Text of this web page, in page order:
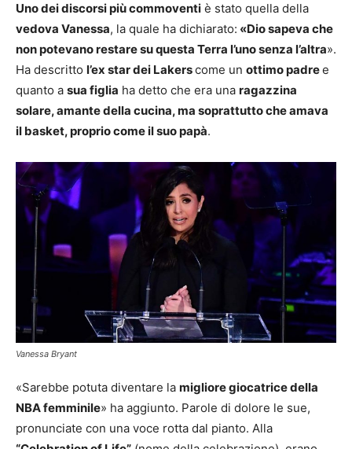
Uno dei discorsi più commoventi è stato quella della
vedova Vanessa, la quale ha dichiarato: «Dio sapeva che
non potevano restare su questa Terra l’uno senza l’altra».
Ha descritto l’ex star dei Lakerscome un ottimo padree
quanto a sua figlia ha detto che era una ragazzina
solare, amante della cucina, ma soprattutto che amava
il basket, proprio come il suo papà.
Vanessa Bryant
«Sarebbe potuta diventare la migliore giocatrice della
NBA femminile» ha aggiunto. Parole di dolore le sue,
pronunciate con una voce rotta dal pianto. Alla